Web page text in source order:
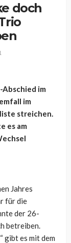
doch
Abschied im
im
streichen.
es am
Jahres
für die
der 26-
betreiben.
gibt es mit dem